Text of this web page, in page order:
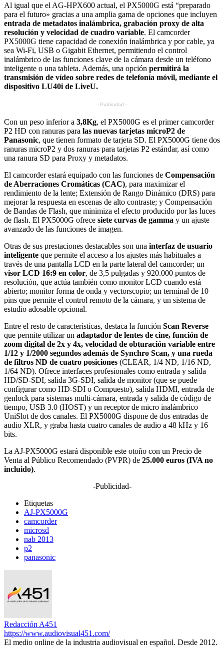
Al igual que el AG-HPX600 actual, el PX5000G está “preparado
para el futuro» gracias a una amplia gama de opciones que incluyen
entrada de metadatos inalámbrica, grabación proxy de alta
resolución y velocidad de cuadro variable. El camcorder
PX5000G tiene capacidad de conexión inalámbrica y por cable, ya
sea Wi-Fi, USB o Gigabit Ethernet, permitiendo el control
inalámbrico de las funciones clave de la cámara desde un teléfono
inteligente o una tableta. Además, una opción permitirá la
transmisión de vídeo sobre redes de telefonía móvil, mediante el
dispositivo LU40i de LiveU.
- Publicidad -
Con un peso inferior a 3,8Kg, el PX5000G es el primer camcorder
P2 HD con ranuras para las nuevas tarjetas microP2 de
Panasonic, que tienen formato de tarjeta SD. El PX5000G tiene dos
ranuras microP2 y dos ranuras para tarjetas P2 estándar, así como
una ranura SD para Proxy y metadatos.
El camcorder estará equipado con las funciones de Compensación
de Aberraciones Cromáticas (CAC), para maximizar el
rendimiento de la lente; Extensión de Rango Dinámico (DRS) para
mejorar la respuesta en escenas de alto contraste; y Compensación
de Bandas de Flash, que minimiza el efecto producido por las luces
de flash. El PX5000G ofrece siete curvas de gamma y un ajuste
avanzado de las funciones de imagen.
Otras de sus prestaciones destacables son una interfaz de usuario
inteligente que permite el acceso a los ajustes más habituales a
través de una pantalla LCD en la parte lateral del camcorder; un
visor LCD 16:9 en color, de 3,5 pulgadas y 920.000 puntos de
resolución, que actúa también como monitor LCD cuando está
abierto; monitor forma de onda y vectorscopio; un terminal de 10
pins que permite el control remoto de la cámara, y un sistema de
estudio adosable opcional.
Entre el resto de características, destaca la función Scan Reverse
que permite utilizar un adaptador de lentes de cine, función de
zoom digital de 2x y 4x, velocidad de obturación variable entre
1/12 y 1/2000 segundos además de Synchro Scan, y una rueda
de filtros ND de cuatro posiciones (CLEAR, 1/4 ND, 1/16 ND,
1/64 ND). Ofrece interfaces profesionales como entrada y salida
HD/SD-SDI, salida 3G-SDI, salida de monitor (que se puede
configurar como HD-SDI o Compuesto), salida HDMI, entrada de
genlock para sistemas multi-cámara, entrada y salida de código de
tiempo, USB 3.0 (HOST) y un receptor de micro inalámbrico
UniSlot de dos canales. El PX5000G dispone de dos entradas de
audio XLR, y graba hasta cuatro canales de audio a 48 kHz y 16
bits.
La AJ-PX5000G estará disponible este otoño con un Precio de
Venta al Público Recomendado (PVPR) de 25.000 euros (IVA no
incluido).
-Publicidad-
Etiquetas
AJ-PX5000G
camcorder
microsd
nab 2013
p2
panasonic
Redacción A451
https://www.audiovisual451.com/
El medio online de la industria audiovisual en español. Desde 2012.